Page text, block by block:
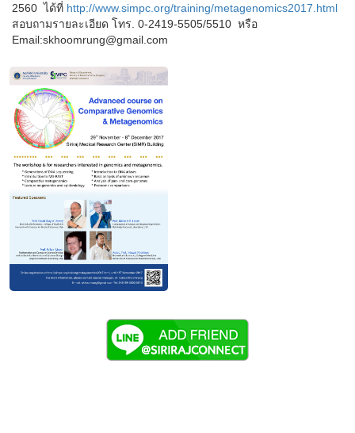
2560 ได้ที่ http://www.simpc.org/training/metagenomics2017.html
สอบถามรายละเอียด โทร. 0-2419-5505/5510 หรือ
Email:skhoomrung@gmail.com